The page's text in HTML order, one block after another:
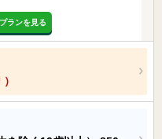
ランを見る